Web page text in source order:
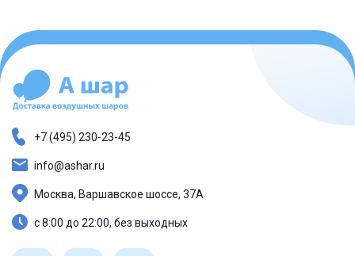
+7 (495) 230-23-45
info@ashar.ru
Москва, Варшавское шоссе, 37А
с 8:00 до 22:00, без выходных